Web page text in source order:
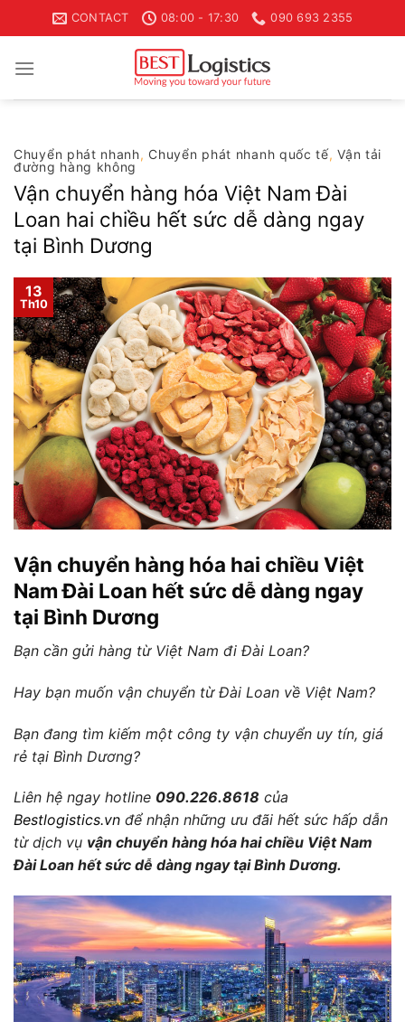
to
CONTACT 08:00 - 17:30 090 693 2355
Chuyển phát nhanh, Chuyển phát nhanh quốc tế,Vận tải
đường hàng không
Vận chuyển hàng hóa Việt Nam Đài
Loan hai chiều hết sức dễ dàng ngay
tại Bình Dương
13
Th10
Vận chuyển hàng hóa hai chiều Việt
Nam Đài Loan hết sức dễ dàng ngay
tại Bình Dương
Bạn cần gửi hàng từ Việt Nam đi Đài Loan?
Hay bạn muốn vận chuyển từ Đài Loan về Việt Nam?
Bạn đang tìm kiếm một công ty vận chuyển uy tín, giá
rẻ tại Bình Dương?
Liên hệ ngay hotline 090.226.8618 của
Bestlogistics.vn để nhận những ưu đãi hết sức hấp dẫn
từ dịch vụ vận chuyển hàng hóa hai chiều Việt Nam
Đài Loan hết sức dễ dàng ngay tại Bình Dương.